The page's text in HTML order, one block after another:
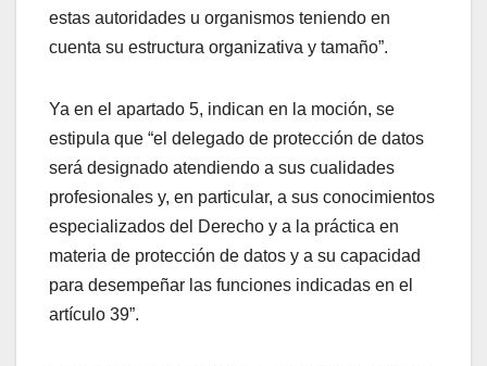
estas autoridades u organismos teniendo en
cuenta su estructura organizativa y tamaño”.
Ya en el apartado 5, indican en la moción, se
estipula que “el delegado de protección de datos
será designado atendiendo a sus cualidades
profesionales y, en particular, a sus conocimientos
especializados del Derecho y a la práctica en
materia de protección de datos y a su capacidad
para desempeñar las funciones indicadas en el
artículo 39”.